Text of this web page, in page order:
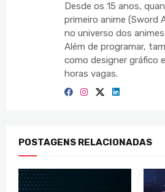
Desde os 15 anos,
primeiro anime (Sword
no universo dos
Além de programar,
como designer gráfico
horas vagas.
POSTAGENS RELACIONADAS